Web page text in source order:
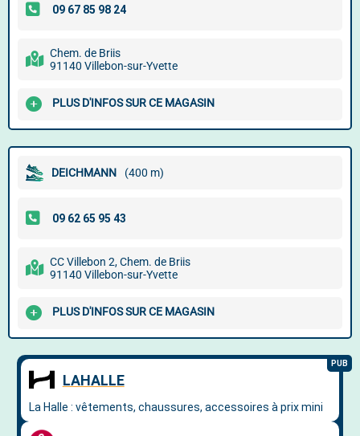
Chem. de Briis
91140 Villebon-sur-Yvette
PLUS D'INFOS SUR CE MAGASIN
DEICHMANN (400 m)
CC Villebon 2, Chem. de Briis
91140 Villebon-sur-Yvette
PLUS D'INFOS SUR CE MAGASIN